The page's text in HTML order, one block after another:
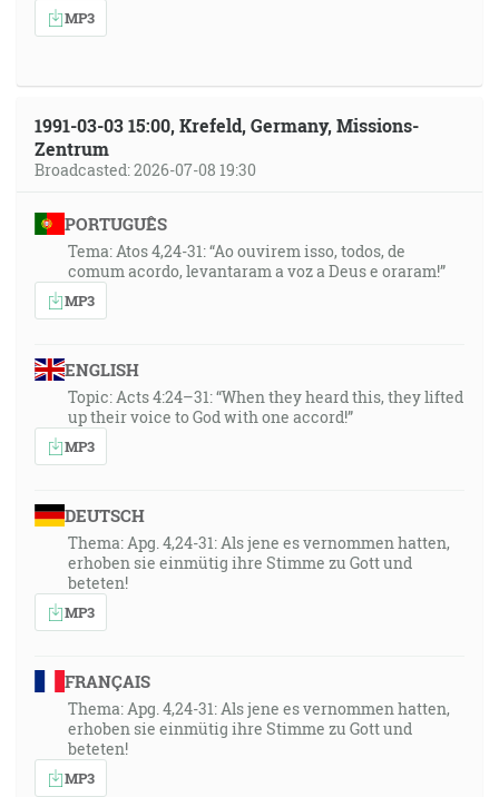
MP3
1991-03-03 15:00, Krefeld, Germany, Missions-
Zentrum
Broadcasted: 2026-07-08 19:30
PORTUGUÊS
Tema: Atos 4,24-31: “Ao ouvirem isso, todos, de
comum acordo, levantaram a voz a Deus e oraram!”
MP3
ENGLISH
Topic: Acts 4:24–31: “When they heard this, they lifted
up their voice to God with one accord!”
MP3
DEUTSCH
Thema: Apg. 4,24-31: Als jene es vernommen hatten,
erhoben sie einmütig ihre Stimme zu Gott und
beteten!
MP3
FRANÇAIS
Thema: Apg. 4,24-31: Als jene es vernommen hatten,
erhoben sie einmütig ihre Stimme zu Gott und
beteten!
MP3